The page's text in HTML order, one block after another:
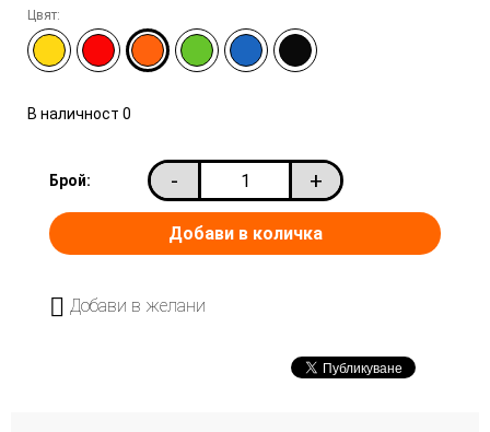
Цвят:
В наличност 0
Брой: - +
Добави в желани